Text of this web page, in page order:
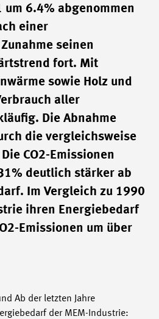
um 6.4% abgenommen
einer
seinen
fort. Mit
sowie Holz und
aller
Die Abnahme
die vergleichsweise
CO2-Emissionen
deutlich stärker ab
Im Vergleich zu 1990
ihren Energiebedarf
Emissionen um über
Ab der letzten Jahre
der MEM-Industrie: